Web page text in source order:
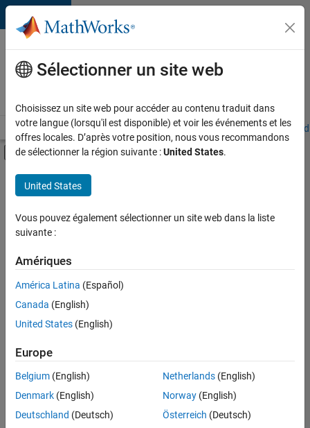
Passer au contenu
Votre
carrière
chez
Accueil Explorer nos opportunités Adresses de nos bureaux
Activer/désactiver l'affichage du menu
Contenu principal
FILTRER PAR
Programme destiné aux nouvelles carrières (EDG)
Gestion des programmes
Ingénierie de la qualité
Enregistrer
sélectionnées
Les
descriptions
Sélectionner un site web
Choisissez un site web pour accéder au contenu traduit dans
votre langue (lorsqu'il est disponible) et voir les événements et les
offres locales. D’après votre position, nous vous recommandons
de sélectionner la région suivante :United States.
United States
Vous pouvez également sélectionner un site web dans la liste
suivante :
Amériques
América Latina (Español)
Canada (English)
United States (English)
Europe
Belgium (English)
Denmark (English)
Deutschland (Deutsch)
Netherlands(English)
Norway(English)
Österreich (Deutsch)